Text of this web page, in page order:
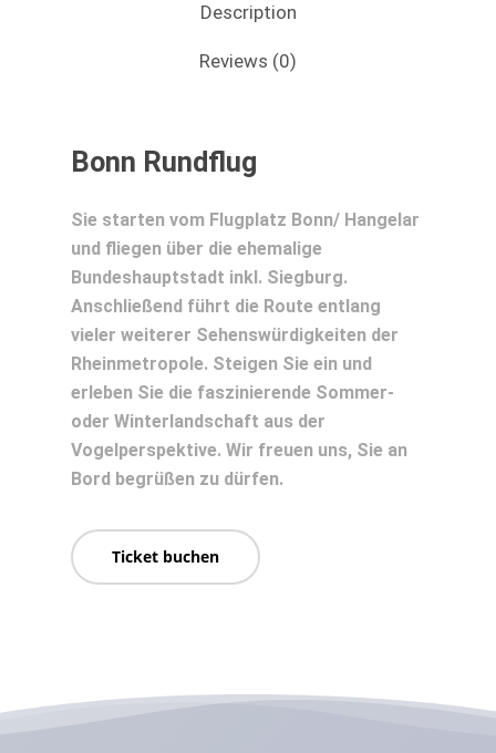
Description
Reviews (0)
Bonn Rundflug
Sie starten vom Flugplatz Bonn/ Hangelar
und fliegen über die ehemalige
Bundeshauptstadt inkl. Siegburg.
Anschließend führt die Route entlang
vieler weiterer Sehenswürdigkeiten der
Rheinmetropole. Steigen Sie ein und
erleben Sie die faszinierende Sommer-
oder Winterlandschaft aus der
Vogelperspektive. Wir freuen uns, Sie an
Bord begrüßen zu dürfen.
Ticket buchen